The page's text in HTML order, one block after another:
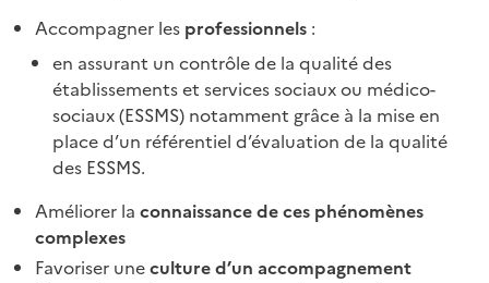
Accompagner les professionnels :
en assurant un contrôle de la qualité des
établissements et services sociaux ou médico-
sociaux (ESSMS) notamment grâce à la mise en
place d’un référentiel d’évaluation de la qualité
des ESSMS.
Améliorer la connaissance de ces phénomènes
complexes
Favoriser uneculture d’un accompagnement